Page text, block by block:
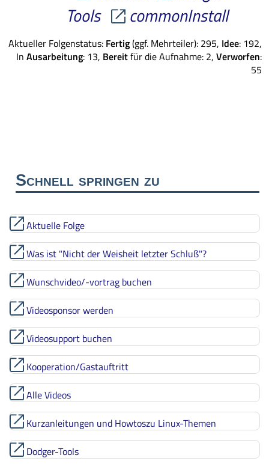
Tools
commonInstall
Aktueller Folgenstatus: Fertig(ggf. Mehrteiler): 295, Idee: 192,
In Ausarbeitung: 13, Bereitfür die Aufnahme: 2, Verworfen:
55
Schnell springen zu
Aktuelle Folge
Was ist "Nicht der Weisheit letzter Schluß"?
Wunschvideo/-vortrag buchen
Videosponsor werden
Videosupport buchen
Kooperation/Gastauftritt
Alle Videos
Kurzanleitungen und Howtoszu Linux-Themen
Dodger-Tools